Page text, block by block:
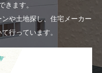
きます。
や土地探し、住宅メーカー
行っています。